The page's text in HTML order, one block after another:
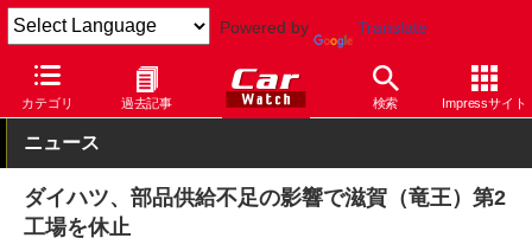
Powered by Translate
カテゴリ 過去記事 検索 Impressサイト
Car Watch 自動車 ダイハツ ロッキー
ニュース
ダイハツ、部品供給不足の影響で滋賀（竜王）第2
工場を休止